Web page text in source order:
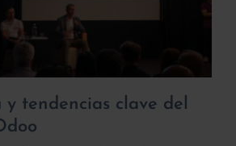
y tendencias clave del